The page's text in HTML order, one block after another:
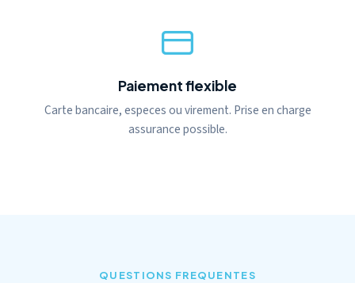
Paiement flexible
Carte bancaire, especes ou virement. Prise en charge
assurance possible.
QUESTIONS FREQUENTES